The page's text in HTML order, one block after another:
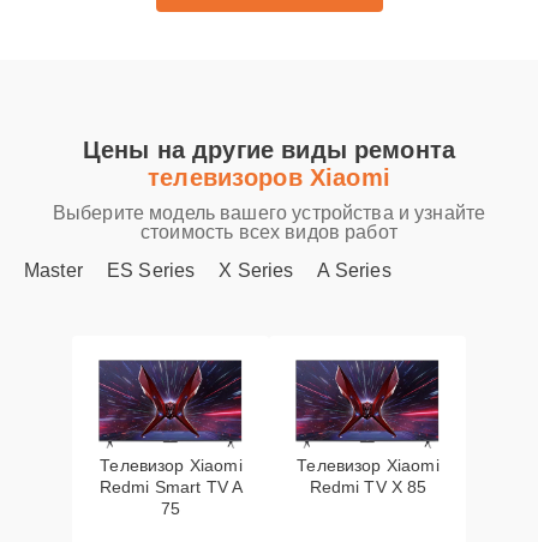
Цены на другие виды ремонта
телевизоров Xiaomi
Выберите модель вашего устройства и узнайте
стоимость всех видов работ
Master
ES Series X Series A Series
Телевизор Xiaomi
Redmi Smart TV A
75
Телевизор Xiaomi
Redmi TV X 85